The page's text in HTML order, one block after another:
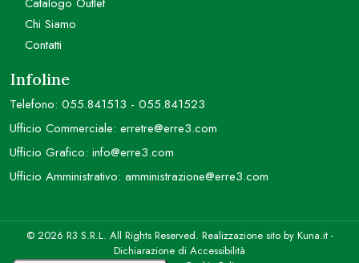
Chi Siamo
Contatti
Infoline
Telefono: 055.841513 - 055.841523
Ufficio Commerciale: erretre@erre3.com
Ufficio Grafico: info@erre3.com
Ufficio Amministrativo: amministrazione@erre3.com
© 2026 R3 S.R.L. All Rights Reserved. Realizzazione sito by Kuna.it-
Dichiarazione di Accessibilità